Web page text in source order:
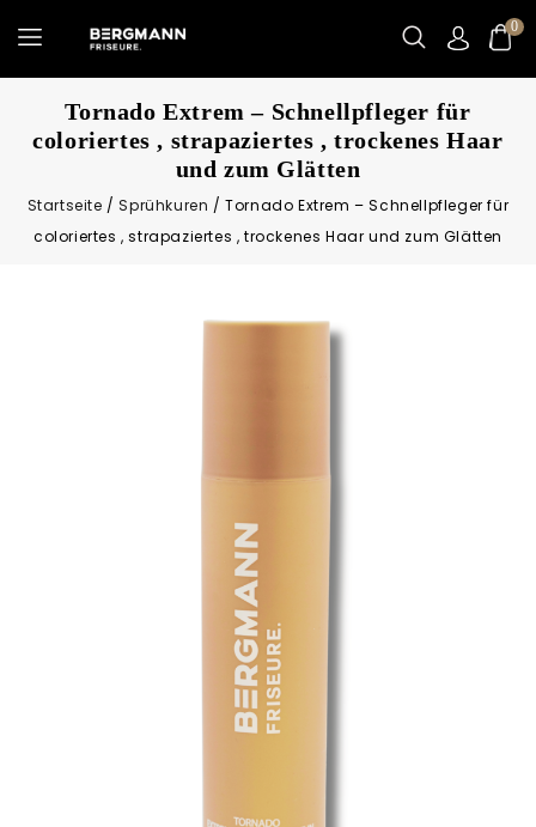
0
Tornado Extrem – Schnellpfleger für
coloriertes , strapaziertes , trockenes Haar
und zum Glätten
Startseite /Sprühkuren /Tornado Extrem – Schnellpfleger für
coloriertes , strapaziertes , trockenes Haar und zum Glätten